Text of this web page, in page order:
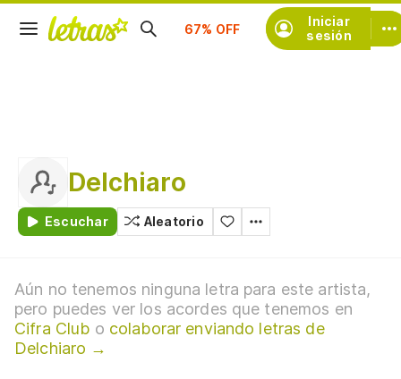
Iniciar
sesión
Suscríbete
Delchiaro
Escuchar Aleatorio
Aún no tenemos ninguna letra para este artista,
pero puedes ver los acordes que tenemos en
Cifra Club o colaborar enviando letras de
Delchiaro →